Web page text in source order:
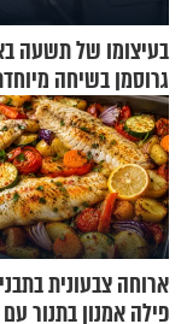
בעיצומו של תשעה
גרוסמן בשיחה
ארוחה צבעונית
פילה אמנון בתנור